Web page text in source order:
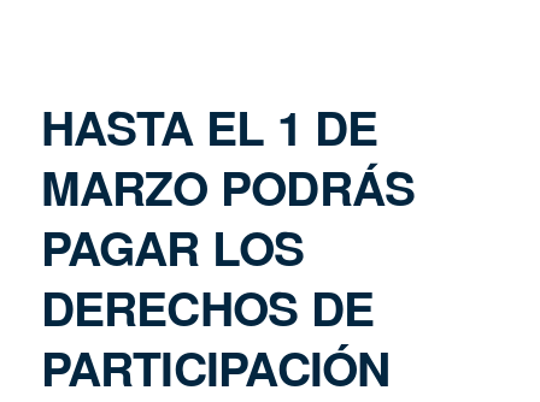
HASTA EL 1 DE
MARZO PODRÁS
PAGAR LOS
DERECHOS DE
PARTICIPACIÓN